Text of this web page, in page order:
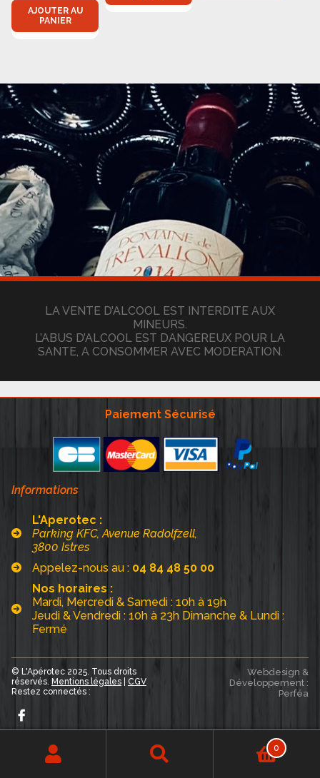
AJOUTER AU
PANIER
LA VENTE D’ALCOOL EST INTERDITE AUX
MINEURS.
L’ABUS D’ALCOOL EST DANGEREUX POUR LA
SANTE, A CONSOMMER AVEC MODERATION.
Paiement Sécurisé
Informations
L'Aperotec :
Parking KFC, Avenue Radolfzell,
3800 Istres
Appelez-nous au : 04 84 48 50 00
Nos horaires :
Mardi, Mercredi & Samedi : 10h à 19h
Jeudi & Vendredi : 10h à 23h Dimanche & Lundi :
Fermé
© L'Apérotec 2025. Tous droits
réservés. Mentions légales
CGV
Restez connectés :
Webdesign &
Développement :
Perféa
Recherche
Recherche
0